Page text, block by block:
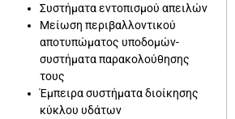
Συστήματα εντοπισμού απειλών
Μείωση περιβαλλοντικού
αποτυπώματος υποδομών-
συστήματα παρακολούθησης
τους
Έμπειρα συστήματα διοίκησης
κύκλου υδάτων